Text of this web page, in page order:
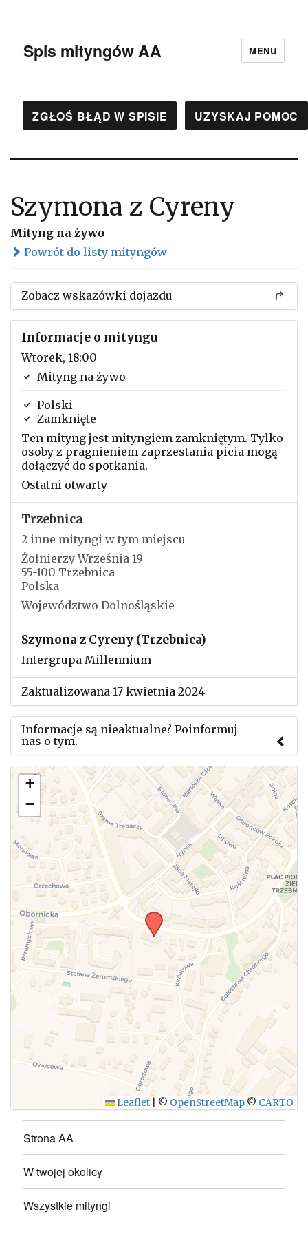
Spis mityngów AA MENU
ZGŁOŚ BŁĄD W SPISIE UZYSKAJ POMOC
Szymona z Cyreny
Mityng na żywo
Powrót do listy mityngów
Zobacz wskazówki dojazdu
Informacje o mityngu
Wtorek, 18:00
Mityng na żywo
Polski
Zamknięte
Ten mityng jest mityngiem zamkniętym. Tylko
osoby z pragnieniem zaprzestania picia mogą
dołączyć do spotkania.
Ostatni otwarty
Trzebnica
2 inne mityngi w tym miejscu
Żołnierzy Września 19
55-100 Trzebnica
Polska
Województwo Dolnośląskie
Szymona z Cyreny (Trzebnica)
Intergrupa Millennium
Zaktualizowana 17 kwietnia 2024
Informacje są nieaktualne? Poinformuj
nas o tym.
Użyj tego formularza aby przesłać informację o
zmianach w powyższym mityngu.
WYŚLIJ
+
−
Leaflet © OpenStreetMap © CARTO
Strona AA
W twojej okolicy
Wszystkie mityngi